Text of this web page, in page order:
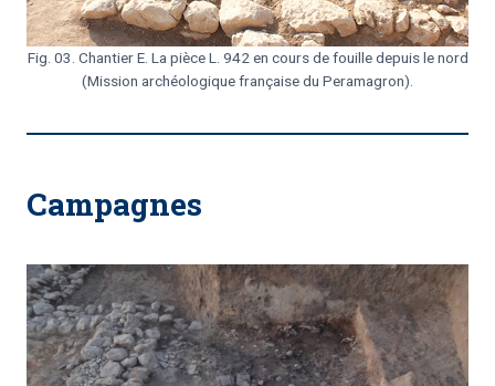
Fig. 03. Chantier E. La pièce L. 942 en cours de fouille depuis le nord
(Mission archéologique française du Peramagron).
Campagnes